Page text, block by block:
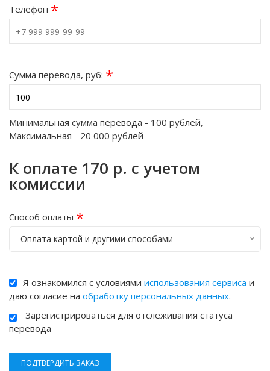
Телефон *
Сумма перевода, руб: *
Минимальная сумма перевода - 100 рублей,
Максимальная - 20 000 рублей
К оплате 170 р. с учетом
комиссии
Способ оплаты *
Оплата картой и другими способами
Я ознакомился с условиями использования сервиса и
даю согласие на обработку персональных данных.
Зарегистрироваться для отслеживания статуса
перевода
ПОДТВЕРДИТЬ ЗАКАЗ